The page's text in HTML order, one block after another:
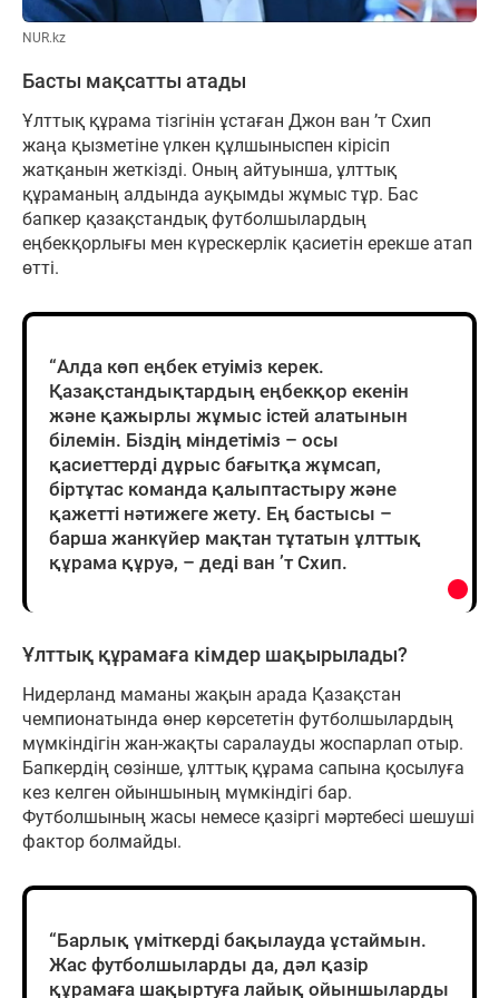
NUR.kz
Басты мақсатты атады
Ұлттық құрама тізгінін ұстаған Джон ван ’т Схип
жаңа қызметіне үлкен құлшыныспен кірісіп
жатқанын жеткізді. Оның айтуынша, ұлттық
құраманың алдында ауқымды жұмыс тұр. Бас
бапкер қазақстандық футболшылардың
еңбекқорлығы мен күрескерлік қасиетін ерекше атап
өтті.
“Алда көп еңбек етуіміз керек.
Қазақстандықтардың еңбекқор екенін
және қажырлы жұмыс істей алатынын
білемін. Біздің міндетіміз – осы
қасиеттерді дұрыс бағытқа жұмсап,
біртұтас команда қалыптастыру және
қажетті нәтижеге жету. Ең бастысы –
барша жанкүйер мақтан тұтатын ұлттық
құрама құруә, – деді ван ’т Схип.
Ұлттық құрамаға кімдер шақырылады?
Нидерланд маманы жақын арада Қазақстан
чемпионатында өнер көрсететін футболшылардың
мүмкіндігін жан-жақты саралауды жоспарлап отыр.
Бапкердің сөзінше, ұлттық құрама сапына қосылуға
кез келген ойыншының мүмкіндігі бар.
Футболшының жасы немесе қазіргі мәртебесі шешуші
фактор болмайды.
“Барлық үміткерді бақылауда ұстаймын.
Жас футболшыларды да, дәл қазір
құрамаға шақыртуға лайық ойыншыларды